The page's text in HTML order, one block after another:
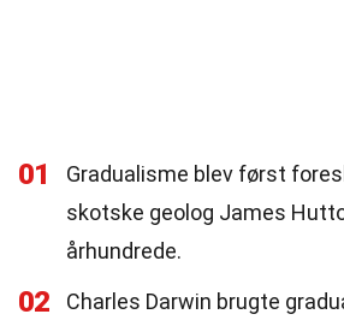
01
Gradualisme blev først
skotske geolog James
århundrede.
02
Charles Darwin brugte